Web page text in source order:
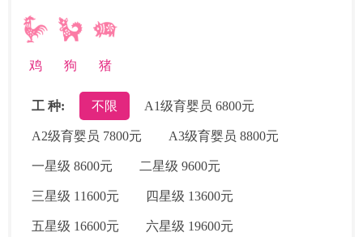
鸡 狗 猪
工 种: 不限 A1级育婴员 6800元
A2级育婴员 7800元 A3级育婴员 8800元
一星级 8600元 二星级 9600元
三星级 11600元 四星级 13600元
五星级 16600元 六星级 19600元